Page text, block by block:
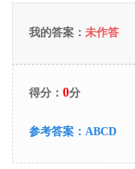
我的答案： 未作答
得分： 0分
参考答案： ABCD